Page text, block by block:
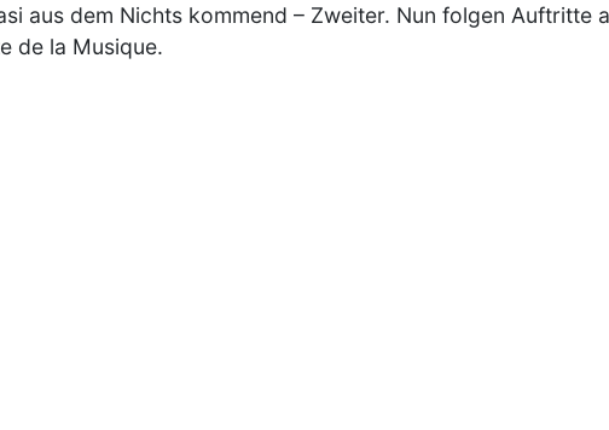
aus dem Nichts kommend – Zweiter. Nun folgen Auftritte
de la Musique.